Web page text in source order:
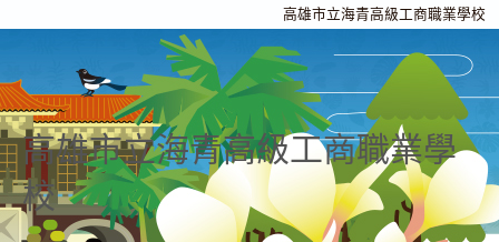
高雄市立海青高級工商職業學校
高雄市立海青高級工商職業學
校